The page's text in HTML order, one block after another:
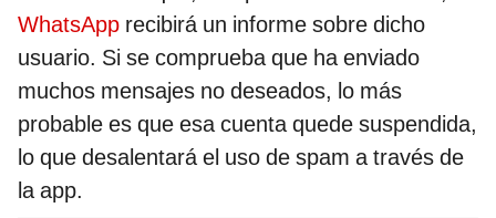
WhatsApp recibirá un informe sobre dicho
usuario. Si se comprueba que ha enviado
muchos mensajes no deseados, lo más
probable es que esa cuenta quede suspendida,
lo que desalentará el uso de spam a través de
la app.